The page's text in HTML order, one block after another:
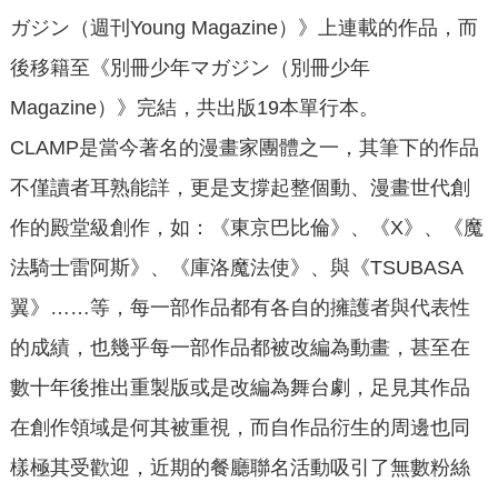
ガジン（週刊Young Magazine）》上連載的作品，而
後移籍至《別冊少年マガジン（別冊少年
Magazine）》完結，共出版19本單行本。
CLAMP是當今著名的漫畫家團體之一，其筆下的作品
不僅讀者耳熟能詳，更是支撐起整個動、漫畫世代創
作的殿堂級創作，如：《東京巴比倫》、《X》、《魔
法騎士雷阿斯》、《庫洛魔法使》、與《TSUBASA
翼》……等，每一部作品都有各自的擁護者與代表性
的成績，也幾乎每一部作品都被改編為動畫，甚至在
數十年後推出重製版或是改編為舞台劇，足見其作品
在創作領域是何其被重視，而自作品衍生的周邊也同
樣極其受歡迎，近期的餐廳聯名活動吸引了無數粉絲